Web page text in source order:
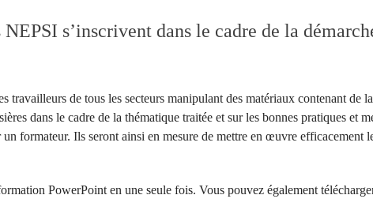
s’inscrivent dans le cadre de la
de tous les secteurs manipulant des matériaux contenant de
dans le cadre de la thématique traitée et sur les bonnes pratiques et
formateur. Ils seront ainsi en mesure de mettre en œuvre efficacement
PowerPoint en une seule fois. Vous pouvez également